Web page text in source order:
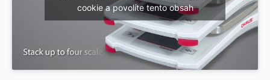
cookie a povolíte tento obsah